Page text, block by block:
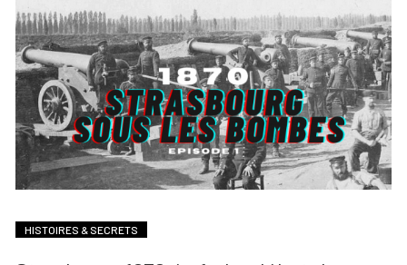
HISTOIRES & SECRETS